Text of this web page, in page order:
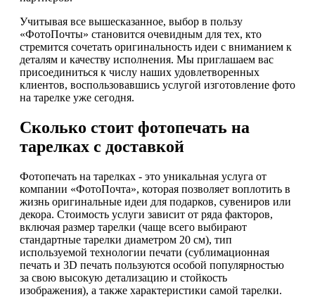
Учитывая все вышесказанное, выбор в пользу
«ФотоПочты» становится очевидным для тех, кто
стремится сочетать оригинальность идеи с вниманием к
деталям и качеству исполнения. Мы приглашаем вас
присоединиться к числу наших удовлетворенных
клиентов, воспользовавшись услугой изготовление фото
на тарелке уже сегодня.
Сколько стоит фотопечать на
тарелках с доставкой
Фотопечать на тарелках - это уникальная услуга от
компании «ФотоПочта», которая позволяет воплотить в
жизнь оригинальные идеи для подарков, сувениров или
декора. Стоимость услуги зависит от ряда факторов,
включая размер тарелки (чаще всего выбирают
стандартные тарелки диаметром 20 см), тип
используемой технологии печати (сублимационная
печать и 3D печать пользуются особой популярностью
за свою высокую детализацию и стойкость
изображения), а также характеристики самой тарелки.